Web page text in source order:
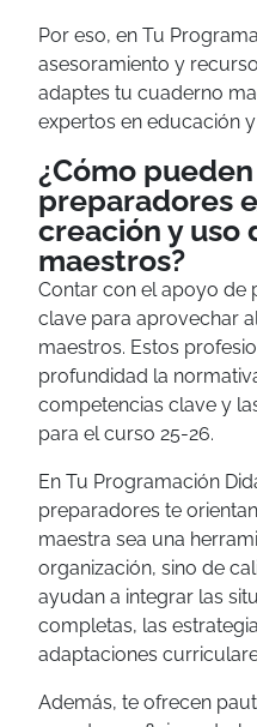
Por eso, en Tu
asesoramiento y
adaptes tu cuaderno
expertos en educación
¿Cómo
preparadores
creación y uso
maestros?
Contar con el apoyo de
clave para aprovechar
maestros. Estos
profundidad la
competencias clave y
para el curso 25-26.
En Tu Programación
preparadores te
maestra sea una
organización, sino de
ayudan a integrar las
completas, las
adaptaciones
Además, te ofrecen